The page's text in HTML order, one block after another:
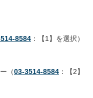
8584 ：【1】を選択）
（03-3514-8584 ：【2】